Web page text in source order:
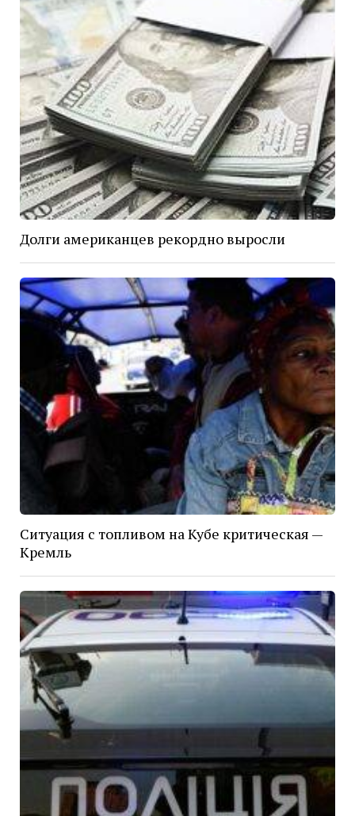
Долги американцев рекордно выросли
Ситуация с топливом на Кубе критическая —
Кремль